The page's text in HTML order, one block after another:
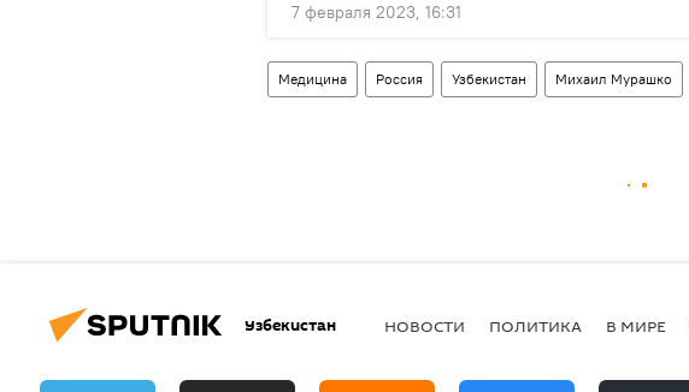
7 февраля 2023, 16:31
Медицина Россия Узбекистан Михаил Мурашко
Узбекистан НОВОСТИ ПОЛИТИКА В МИРЕ